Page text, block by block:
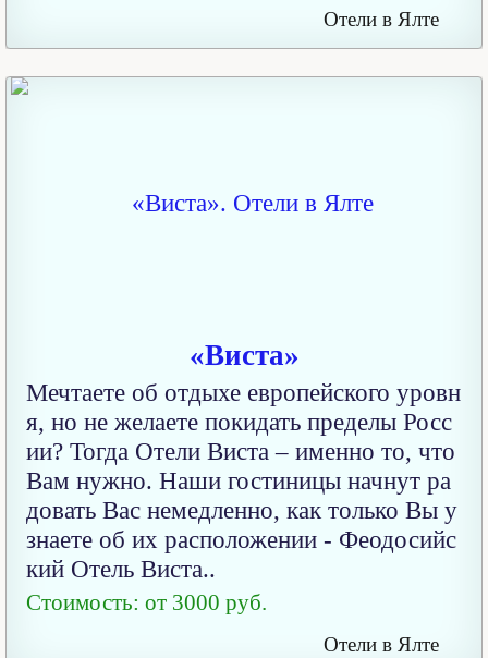
Отели в Ялте
«Виста»
Мечтаете об отдыхе европейского уровн
я, но не желаете покидать пределы Росс
ии? Тогда Отели Виста – именно то, что
Вам нужно. Наши гостиницы начнут ра
довать Вас немедленно, как только Вы у
знаете об их расположении - Феодосийс
кий Отель Виста..
Стоимость: от 3000 руб.
Отели в Ялте